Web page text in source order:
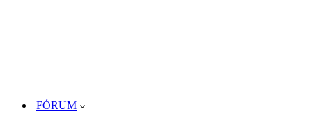
FÓRUM